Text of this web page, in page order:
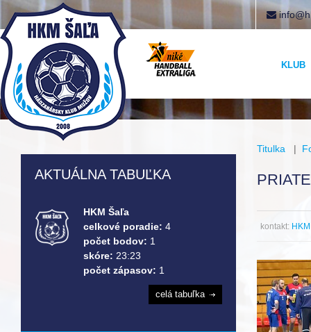
KLUB
Titulka |
kontakt:
AKTUÁLNA TABUĽKA
HKM Šaľa
celkové poradie: 4
počet bodov: 1
skóre: 23:23
počet zápasov: 1
celá tabuľka